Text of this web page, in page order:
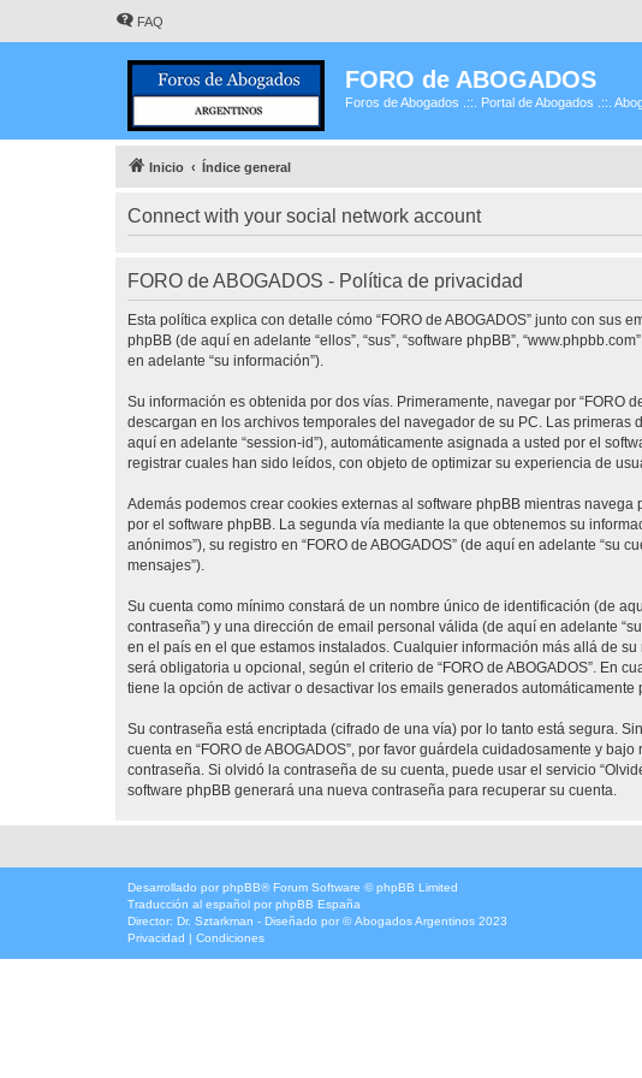
FAQ
FORO de ABOGADOS
Foros de Abogados .::. Portal de Abogados .::.
Inicio Índice general
Connect with your social network account
FORO de ABOGADOS - Política de privacidad
Esta política explica con detalle cómo “FORO de ABOGADOS” junto con sus
phpBB (de aquí en adelante “ellos”, “sus”, “software phpBB”,
en adelante “su información”).
Su información es obtenida por dos vías. Primeramente, navegar por “FORO
descargan en los archivos temporales del navegador de su PC. Las
aquí en adelante “session-id”), automáticamente asignada a usted por el
registrar cuales han sido leídos, con objeto de optimizar su experiencia de
Además podemos crear cookies externas al software phpBB mientras
por el software phpBB. La segunda vía mediante la que obtenemos su
anónimos”), su registro en “FORO de ABOGADOS” (de aquí en adelante
mensajes”).
Su cuenta como mínimo constará de un nombre único de identificación (de
contraseña”) y una dirección de email personal válida (de aquí en adelante
en el país en el que estamos instalados. Cualquier información más allá de
será obligatoria u opcional, según el criterio de “FORO de ABOGADOS”. En
tiene la opción de activar o desactivar los emails generados automáticamente
Su contraseña está encriptada (cifrado de una vía) por lo tanto está segura.
cuenta en “FORO de ABOGADOS”, por favor guárdela cuidadosamente y
contraseña. Si olvidó la contraseña de su cuenta, puede usar el servicio
software phpBB generará una nueva contraseña para recuperar su cuenta.
Desarrollado por phpBB® Forum Software © phpBB Limited
Traducción al español por phpBB España
Director: Dr. Sztarkman - Diseñado por ©Abogados Argentinos 2023
Privacidad | Condiciones